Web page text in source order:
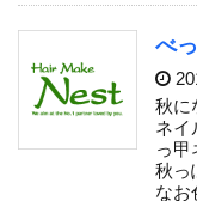
べ
秋に
ネイ
っ甲
秋っ
なお